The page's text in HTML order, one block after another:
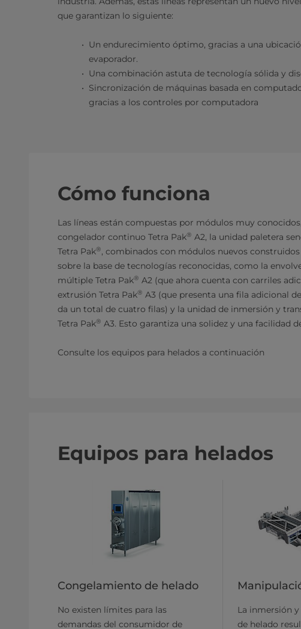
que garantizan lo siguiente:
Un endurecimiento óptimo, gracias a una
evaporador.
Una combinación astuta de tecnología sólida y
Sincronización de máquinas basada en
gracias a los controles por computadora
Cómo funciona
Las líneas están compuestas por módulos muy
congelador continuo Tetra Pak® A2, la unidad paletera
Tetra Pak®, combinados con módulos nuevos
sobre la base de tecnologías reconocidas, como la
múltiple Tetra Pak® A2 (que ahora cuenta con carriles
extrusión Tetra Pak® A3 (que presenta una fila adicional
da un total de cuatro filas) y la unidad de inmersión y
Tetra Pak® A3. Esto garantiza una solidez y una facilidad
Consulte los equipos para helados a continuación
Equipos para helados
Congelamiento de helado
No existen límites para las
demandas del consumidor de
La inmersión
de helado